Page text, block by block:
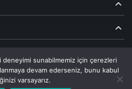
Saklıdır | Alanalp İnternet
Hakkımızda
sunabilmemiz için çerezleri
devam ederseniz, bunu kabul
varsayarız.